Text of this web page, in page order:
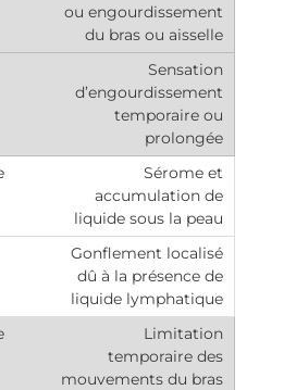
ou engourdissement
du bras ou aisselle
Sensation
d’engourdissement
temporaire ou
prolongée
Sérome et
accumulation de
liquide sous la peau
Gonflement localisé
dû à la présence de
liquide lymphatique
Limitation
temporaire des
mouvements du bras